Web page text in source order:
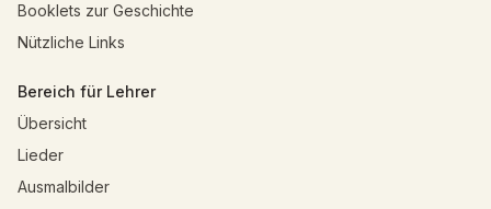
Booklets zur Geschichte
Nützliche Links
Bereich für Lehrer
Übersicht
Lieder
Ausmalbilder